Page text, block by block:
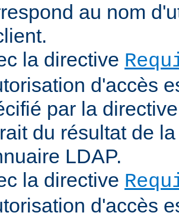
au nom
la directive
d'accès
par la
du résultat de
LDAP.
la directive
d'accès